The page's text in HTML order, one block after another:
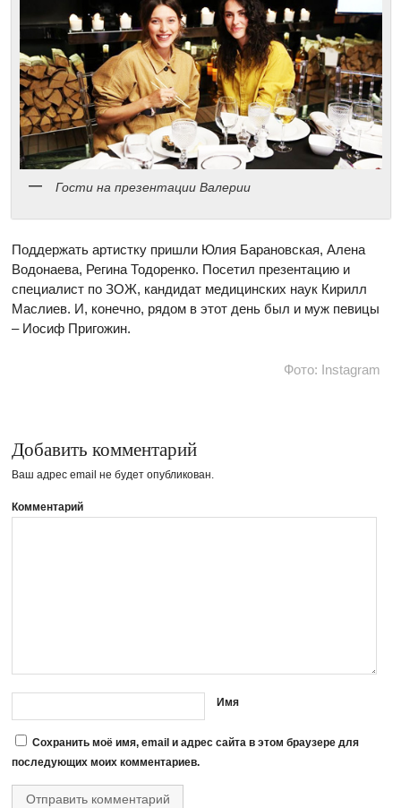
Гости на презентации Валерии
Поддержать артистку пришли Юлия Барановская, Алена
Водонаева, Регина Тодоренко. Посетил презентацию и
специалист по ЗОЖ, кандидат медицинских наук Кирилл
Маслиев. И, конечно, рядом в этот день был и муж певицы
– Иосиф Пригожин.
Фото: Instagram
Добавить комментарий
Ваш адрес email не будет опубликован.
Комментарий
Имя
Сохранить моё имя, email и адрес сайта в этом браузере для
последующих моих комментариев.